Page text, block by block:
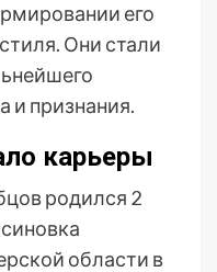
его
Они стали
и признания.
карьеры
родился 2
области в